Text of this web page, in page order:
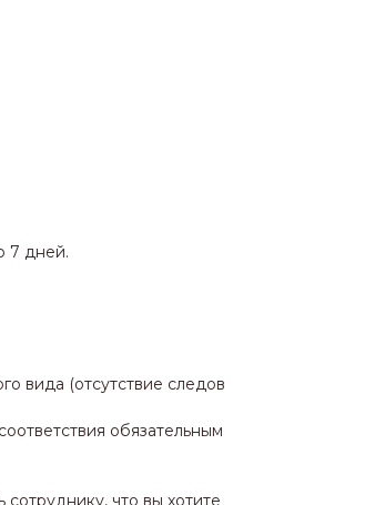
7 дней.
вида (отсутствие следов
обязательным
сотруднику, что вы хотите